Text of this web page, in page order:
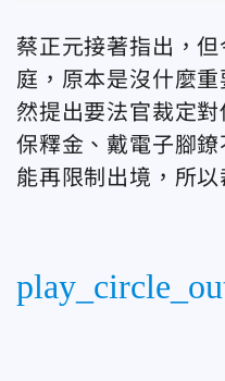
蔡正元接著指出，
庭，原本是沒什麼
然提出要法官裁定
保釋金、戴電子腳
能再限制出境，所以